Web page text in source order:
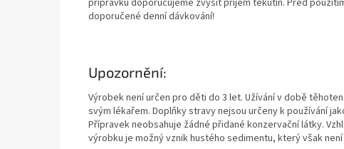
doporučené denní dávkování!
Upozornění:
Výrobek není určen pro děti do 3 let. Užívání v době
svým lékařem. Doplňky stravy nejsou určeny k používání
Přípravek neobsahuje žádné přidané konzervační látky.
výrobku je možný vznik hustého sedimentu, který však není